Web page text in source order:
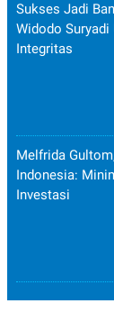
Sukses Jadi
Widodo
Integritas
Melfrida
Indonesia:
Investasi